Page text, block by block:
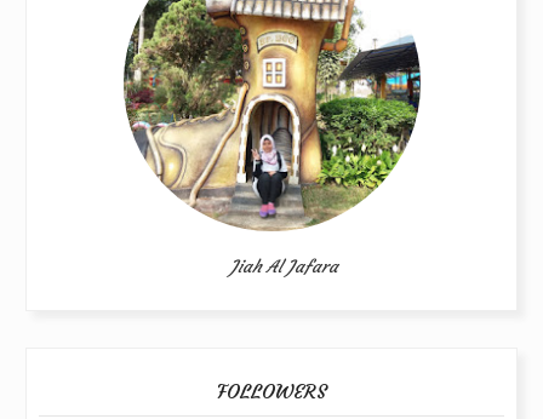
Jiah Al Jafara
FOLLOWERS